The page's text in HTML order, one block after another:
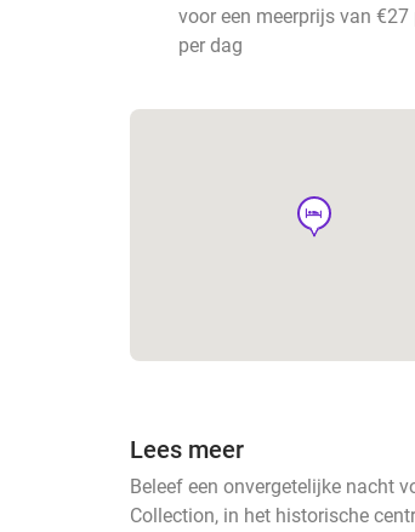
voor een meerprijs van €27
per dag
hotel
Lees meer
Beleef een onvergetelijke nacht
Collection, in het historische